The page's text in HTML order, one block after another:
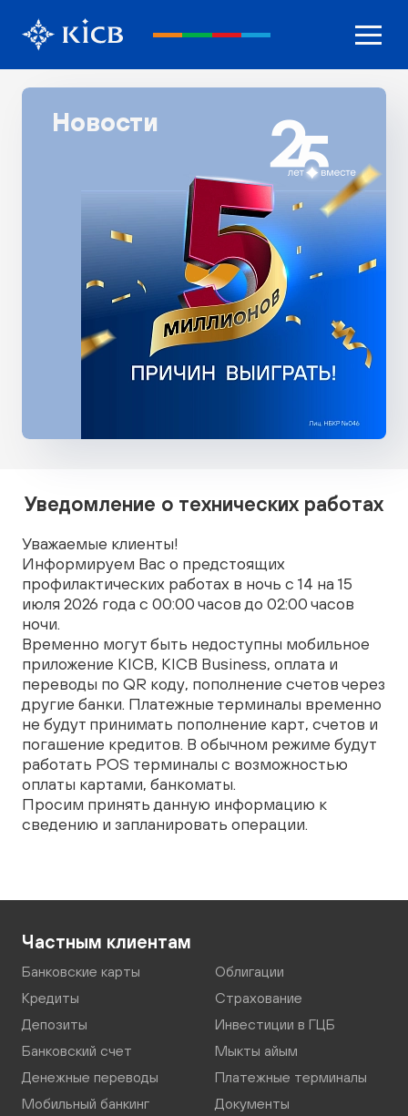
Новости
Уведомление о технических работах
Уважаемые клиенты!
Информируем Вас о предстоящих
профилактических работах в ночь с 14 на 15
июля 2026 года с 00:00 часов до 02:00 часов
ночи.
Временно могут быть недоступны мобильное
приложение KICB, KICB Business, оплата и
переводы по QR коду, пополнение счетов через
другие банки. Платежные терминалы временно
не будут принимать пополнение карт, счетов и
погашение кредитов. В обычном режиме будут
работать POS терминалы с возможностью
оплаты картами, банкоматы.
Просим принять данную информацию к
сведению и запланировать операции.
Частным клиентам
Банковские карты
Кредиты
Депозиты
Банковский счет
Денежные переводы
Мобильный банкинг
Облигации
Страхование
Инвестиции в ГЦБ
Мыкты айым
Платежные терминалы
Документы